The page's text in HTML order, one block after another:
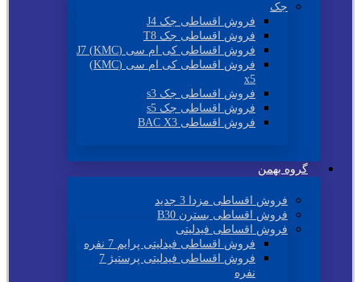
جک
فروش اقساطی جک J4
فروش اقساطی جک T8
فروش اقساطی کی ام سی (KMC) J7
فروش اقساطی کی ام سی (KMC)
x5
فروش اقساطی جک s3
فروش اقساطی جک s5
فروش اقساطی BAC X3
گروه بهمن
فروش اقساطی مزدا 3 جدید
فروش اقساطی بسترن B30
فروش اقساطی فیدلیتی
فروش اقساطی فیدلیتی پرایم 7 نفره
فروش اقساطی فیدلیتی پرستیژ 7
نفره